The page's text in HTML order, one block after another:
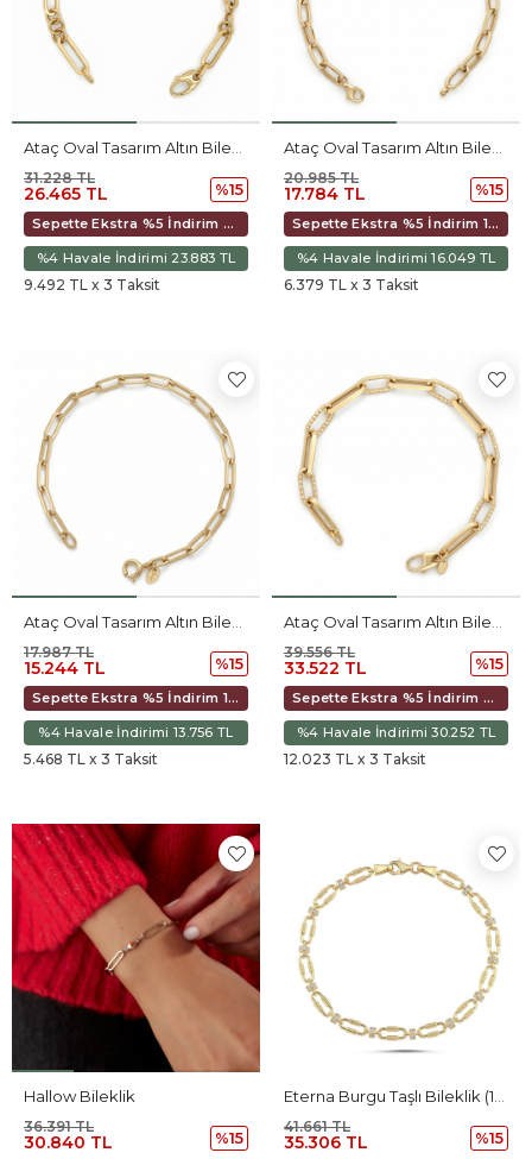
26.465 TL
31.228 TL
%15
Sepette Ekstra %5 İndirim 24.878 TL
%4 Havale İndirimi 23.883 TL
9.492 TL x 3 Taksit
17.784 TL
20.985 TL
%15
Sepette Ekstra %5 İndirim 16.718 TL
%4 Havale İndirimi 16.049 TL
6.379 TL x 3 Taksit
15.244 TL
17.987 TL
%15
Sepette Ekstra %5 İndirim 14.329 TL
%4 Havale İndirimi 13.756 TL
5.468 TL x 3 Taksit
33.522 TL
39.556 TL
%15
Sepette Ekstra %5 İndirim 31.512 TL
%4 Havale İndirimi 30.252 TL
12.023 TL x 3 Taksit
Hallow Bileklik
30.840 TL
36.391 TL
%15 35.306 TL
41.661 TL
%15